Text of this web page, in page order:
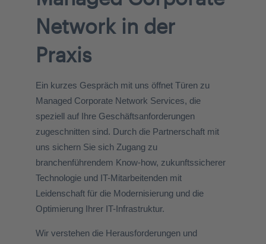
Network in der
Praxis
Ein kurzes Gespräch mit uns öffnet Türen zu
Managed Corporate Network Services, die
speziell auf Ihre Geschäftsanforderungen
zugeschnitten sind. Durch die Partnerschaft mit
uns sichern Sie sich Zugang zu
branchenführendem Know-how, zukunftssicherer
Technologie und IT-Mitarbeitenden mit
Leidenschaft für die Modernisierung und die
Optimierung Ihrer IT-Infrastruktur.
Wir verstehen die Herausforderungen und